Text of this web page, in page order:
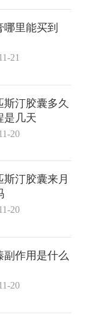
哪里能买到
21
斯汀胶囊多久
是几天
20
斯汀胶囊来月
20
副作用是什么
20